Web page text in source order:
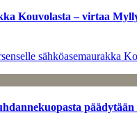
Kouvolasta – virtaa
sähköasemaurakka